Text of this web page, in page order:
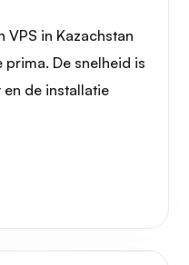
VPS in Kazachstan
De snelheid is
de installatie